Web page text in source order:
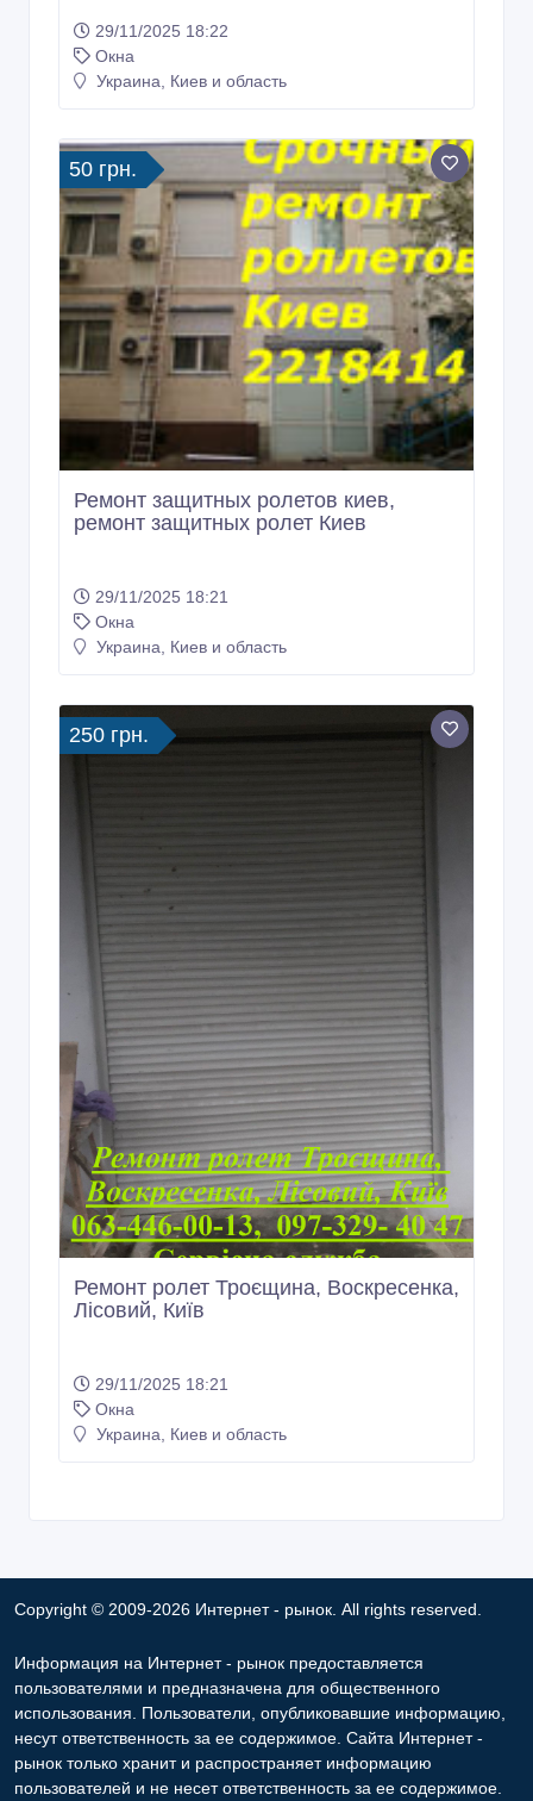
29/11/2025 18:22
Окна
Украина, Киев и область
50 грн.
Ремонт защитных ролетов киев,
ремонт защитных ролет Киев
29/11/2025 18:21
Окна
Украина, Киев и область
250 грн.
Ремонт ролет Троєщина, Воскресенка,
Лісовий, Київ
29/11/2025 18:21
Окна
Украина, Киев и область
Copyright © 2009-2026 Интернет - рынок. All rights reserved.
Информация на Интернет - рынок предоставляется
пользователями и предназначена для общественного
использования. Пользователи, опубликовавшие информацию,
несут ответственность за ее содержимое. Сайта Интернет -
рынок только хранит и распространяет информацию
пользователей и не несет ответственность за ее содержимое.